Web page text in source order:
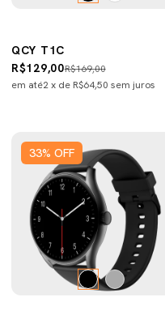
QCY T1C
R$169,00
R$129,00
em até2x de R$64,50 sem juros
33% OFF